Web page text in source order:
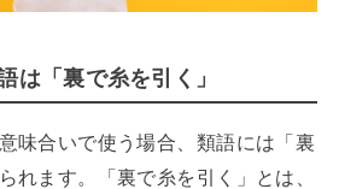
は「裏で糸を引く」
味合いで使う場合、類語には「裏
れます。「裏で糸を引く」とは、